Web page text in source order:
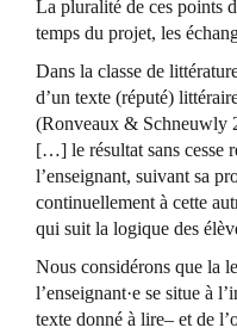
La pluralité de ces points
temps du projet, les
Dans la classe de
d’un texte (réputé)
(Ronveaux & Schneuwly
[…] le résultat sans cesse
l’enseignant, suivant sa
continuellement à cette
qui suit la logique des
Nous considérons que la
l’enseignant·e se situe à
texte donné à lire– et de